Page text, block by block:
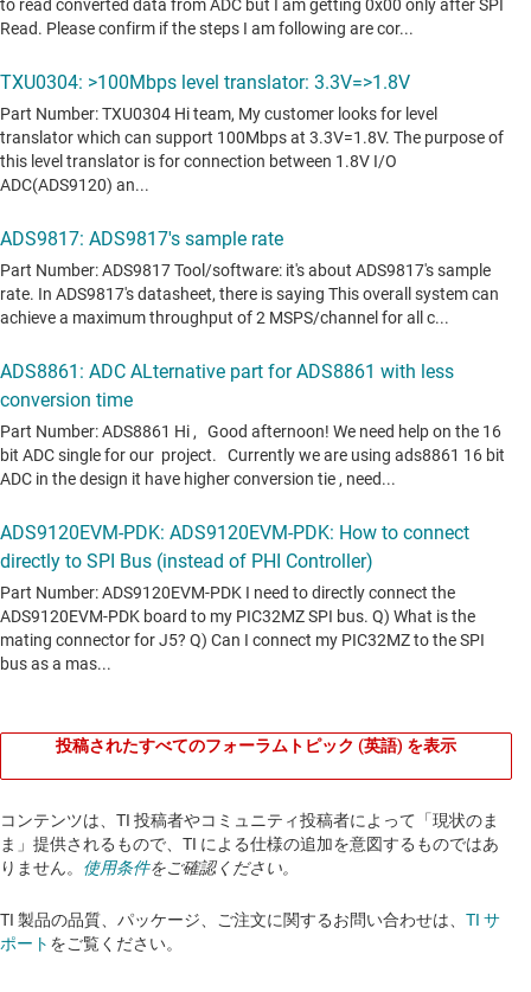
投稿されたすべてのフォーラムトピック (英語) を表示
コンテンツは、TI 投稿者やコミュニティ投稿者によって「現状のま
ま」提供されるもので、TI による仕様の追加を意図するものではあ
りません。 使用条件をご確認ください。
TI 製品の品質、パッケージ、ご注文に関するお問い合わせは、 TI サ
ポート をご覧ください。​​​​​​​​​​​​​​